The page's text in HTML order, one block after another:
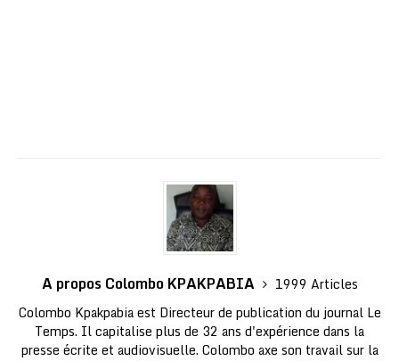
A propos Colombo KPAKPABIA
1999 Articles
Colombo Kpakpabia est Directeur de publication du journal Le
Temps. Il capitalise plus de 32 ans d'expérience dans la
presse écrite et audiovisuelle. Colombo axe son travail sur la